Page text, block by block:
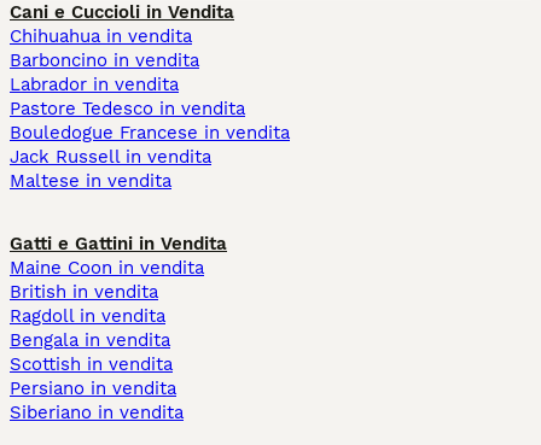
Cani e Cuccioli in Vendita
Chihuahua in vendita
Barboncino in vendita
Labrador in vendita
Pastore Tedesco in vendita
Bouledogue Francese in vendita
Jack Russell in vendita
Maltese in vendita
Gatti e Gattini in Vendita
Maine Coon in vendita
British in vendita
Ragdoll in vendita
Bengala in vendita
Scottish in vendita
Persiano in vendita
Siberiano in vendita